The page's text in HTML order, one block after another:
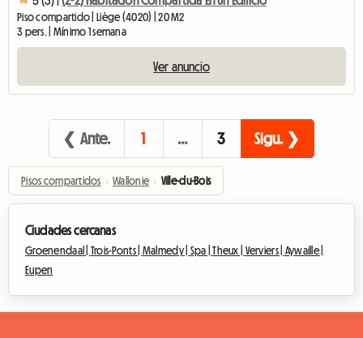
Piso compartido | Liège (4020) | 20 M2
3 pers. | Mínimo 1 semana
Ver anuncio
❮ Ante. 1 … 3 Sigu. ❯
Pisos compartidos › Wallonie › Ville-du-Bois
Ciudades cercanas
Groenendaal | Trois-Ponts | Malmedy | Spa |Theux | Verviers | Aywaille |
Eupen